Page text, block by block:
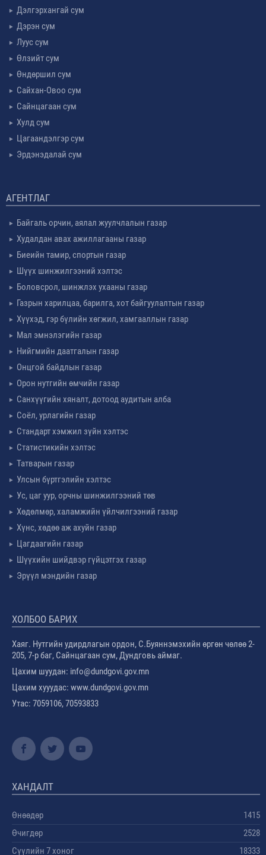
Дэлгэрхангай сум
Дэрэн сум
Луус сум
Өлзийт сум
Өндөршил сум
Сайхан-Овоо сум
Сайнцагаан сум
Хулд сум
Цагаандэлгэр сум
Эрдэнэдалай сум
АГЕНТЛАГ
Байгаль орчин, аялал жуулчлалын газар
Худалдан авах ажиллагааны газар
Биеийн тамир, спортын газар
Шүүх шинжилгээний хэлтэс
Боловсрол, шинжлэх ухааны газар
Газрын харилцаа, барилга, хот байгуулалтын газар
Хүүхэд, гэр бүлийн хөгжил, хамгааллын газар
Мал эмнэлэгийн газар
Нийгмийн даатгалын газар
Онцгой байдлын газар
Орон нутгийн өмчийн газар
Санхүүгийн хяналт, дотоод аудитын алба
Соёл, урлагийн газар
Стандарт хэмжил зүйн хэлтэс
Статистикийн хэлтэс
Татварын газар
Улсын бүртгэлийн хэлтэс
Ус, цаг уур, орчны шинжилгээний төв
Хөдөлмөр, халамжийн үйлчилгээний газар
Хүнс, хөдөө аж ахуйн газар
Цагдаагийн газар
Шүүхийн шийдвэр гүйцэтгэх газар
Эрүүл мэндийн газар
ХОЛБОО БАРИХ
Хаяг. Нутгийн удирдлагын ордон, С.Буяннэмэхийн өргөн чөлөө 2-
205, 7-р баг, Сайнцагаан сум, Дундговь аймаг.
Цахим шуудан: info@dundgovi.gov.mn
Цахим хууудас: www.dundgovi.gov.mn
Утас: 7059106, 70593833
ХАНДАЛТ
Өнөөдөр
1415
Өчигдөр
2528
Сүүлийн 7 хоног
18333